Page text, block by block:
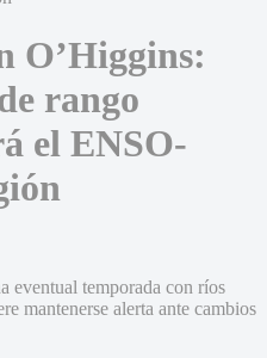
O’Higgins:
rango
el ENSO-
eventual temporada con ríos
mantenerse alerta ante cambios